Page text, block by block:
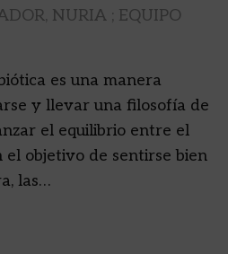
NURIA ; EQUIPO
es una manera
y llevar una filosofía de
el equilibrio entre el
el objetivo de sentirse bien
las…